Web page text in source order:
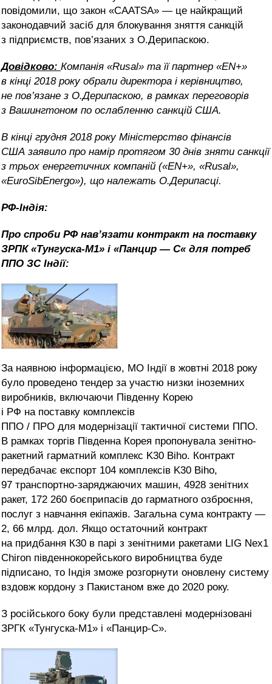
повідомили, що закон «CAATSA» — це найкращий
законодавчий засіб для блокування зняття санкцій
з підприємств, пов’язаних з О.Дерипаскою.
Довідково: Компанія «Rusal» та її партнер «EN+»
в кінці 2018 року обрали директора і керівництво,
не пов’язане з О.Дерипаскою, в рамках переговорів
з Вашингтоном по ослабленню санкцій США.
В кінці грудня 2018 року Міністерство фінансів
США заявило про намір протягом 30 днів зняти санкції
з трьох енергетичних компаній («EN+», «Rusal»,
«EuroSibEnergo»), що належать О.Дерипасці.
РФ-Індія:
Про спроби РФ нав’язати контракт на поставку
ЗРПК «Тунгуска-М1» і «Панцир — С« для потреб
ППО ЗС Індії:
За наявною інформацією, МО Індії в жовтні 2018 року
було проведено тендер за участю низки іноземних
виробників, включаючи Південну Корею
і РФ на поставку комплексів
ППО / ПРО для модернізації тактичної системи ППО.
В рамках торгів Південна Корея пропонувала зенітно-
ракетний гарматний комплекс K30 Biho. Контракт
передбачає експорт 104 комплексів K30 Biho,
97 транспортно-заряджаючих машин, 4928 зенітних
ракет, 172 260 боєприпасів до гарматного озброєння,
послуг з навчання екіпажів. Загальна сума контракту —
2, 66 млрд. дол. Якщо остаточний контракт
на придбання К30 в парі з зенітними ракетами LIG Nex1
Chiron південнокорейського виробництва буде
підписано, то Індія зможе розгорнути оновлену систему
вздовж кордону з Пакистаном вже до 2020 року.
З російського боку були представлені модернізовані
ЗРГК «Тунгуска-М1» і «Панцир-С».